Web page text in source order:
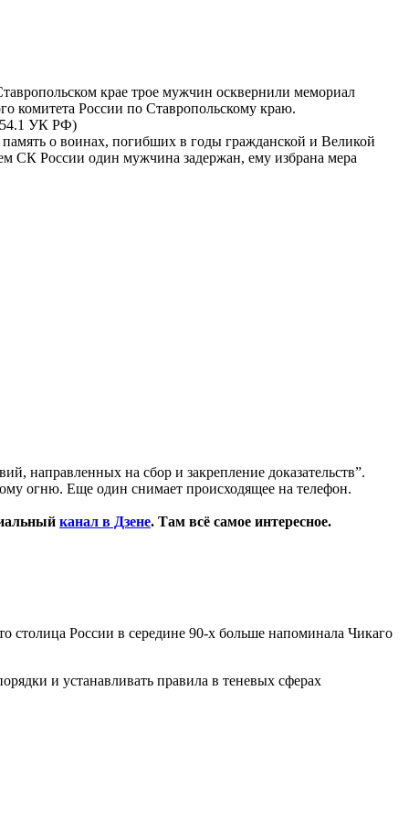
крае трое мужчин осквернили мемориал
комитета России по Ставропольскому краю.
УК РФ)
о воинах, погибших в годы гражданской и Великой
СК России один мужчина задержан, ему избрана мера
направленных на сбор и закрепление доказательств”.
огню. Еще один снимает происходящее на телефон.
канал в Дзене. Там всё самое интересное.
столица России в середине 90-х больше напоминала Чикаго
и устанавливать правила в теневых сферах